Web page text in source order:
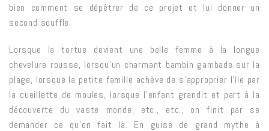
bien comment se dépêtrer de ce projet et lui donner un
second souffle.
Lorsque la tortue devient une belle femme à la longue
chevelure rousse, lorsqu’un charmant bambin gambade sur la
plage, lorsque la petite famille achève de s’approprier l’île par
la cueillette de moules, lorsque l’enfant grandit et part à la
découverte du vaste monde, etc., etc., on finit par se
demander ce qu’on fait là. En guise de grand mythe à